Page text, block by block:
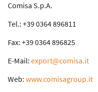
Comisa S.p.A.
Tel.: +39 0364 896811
Fax: +39 0364 896825
E-Mail: export@comisa.it
Web: www.comisagroup.it